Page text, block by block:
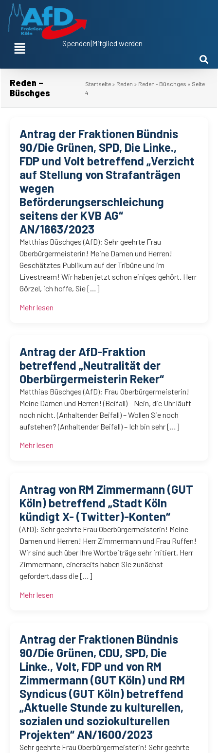
Spenden|Mitglied werden
Reden –
Büschges
Startseite » Reden » Reden - Büschges » Seite
4
Antrag der Fraktionen Bündnis
90/Die Grünen, SPD, Die Linke.,
FDP und Volt betreffend „Verzicht
auf Stellung von Strafanträgen
wegen
Beförderungserschleichung
seitens der KVB AG“
AN/1663/2023
Matthias Büschges (AfD): Sehr geehrte Frau
Oberbürgermeisterin! Meine Damen und Herren!
Geschätztes Publikum auf der Tribüne und im
Livestream! Wir haben jetzt schon einiges gehört. Herr
Görzel, ich hoffe, Sie […]
Mehr lesen
Antrag der AfD-Fraktion
betreffend „Neutralität der
Oberbürgermeisterin Reker“
Matthias Büschges (AfD): Frau Oberbürgermeisterin!
Meine Damen und Herren! (Beifall) – Nein, die Uhr läuft
noch nicht. (Anhaltender Beifall) – Wollen Sie noch
aufstehen? (Anhaltender Beifall) – Ich bin sehr […]
Mehr lesen
Antrag von RM Zimmermann (GUT
Köln) betreffend „Stadt Köln
kündigt X- (Twitter)-Konten“
(AfD): Sehr geehrte Frau Oberbürgermeisterin! Meine
Damen und Herren! Herr Zimmermann und Frau Ruffen!
Wir sind auch über Ihre Wortbeiträge sehr irritiert. Herr
Zimmermann, einerseits haben Sie zunächst
gefordert,dass die […]
Mehr lesen
Antrag der Fraktionen Bündnis
90/Die Grünen, CDU, SPD, Die
Linke., Volt, FDP und von RM
Zimmermann (GUT Köln) und RM
Syndicus (GUT Köln) betreffend
„Aktuelle Stunde zu kulturellen,
sozialen und soziokulturellen
Projekten“ AN/1600/2023
Sehr geehrte Frau Oberbürgermeisterin! Sehr geehrte